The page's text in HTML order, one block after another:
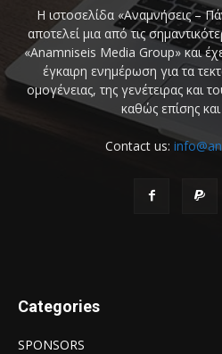
Η ιστοσελίδα «Αναμνήσεις –
αποτελεί μια από τις
«Anamniseis Media Group» και
έγκαιρη ενημέρωση για τα
ομογένειας, της γενέτειρας και
καθώς επίσης
Contact us:
Categories
SPONSORS